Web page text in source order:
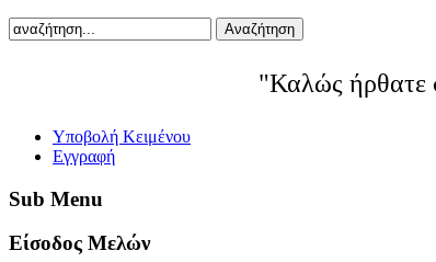
Αναζήτηση
"Καλώς ήρθατε
Yποβολή Κειμένου
Εγγραφή
Sub Menu
Eίσοδος Μελών